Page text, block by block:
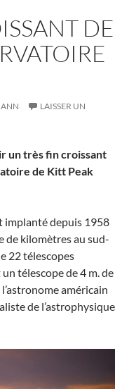
DE
LAISSER UN
un très fin croissant
de Kitt Peak
implanté depuis 1958
de kilomètres au sud-
22 télescopes
télescope de 4 m. de
américain
de l’astrophysique